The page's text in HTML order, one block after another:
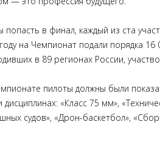
попасть в финал, каждый из ста
на Чемпионат подали порядка
в 89 регионах России,
пилоты должны были
дисциплинах: «Класс 75 мм»,
судов», «Дрон-баскетбол»,